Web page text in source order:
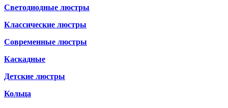
Светодиодные люстры
Классические люстры
Современные люстры
Каскадные
Детские люстры
Кольца